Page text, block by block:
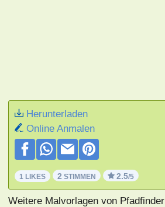
Herunterladen
Online Anmalen
1 LIKES 2 STIMMEN 2.5/5
Weitere Malvorlagen von Pfadfinder